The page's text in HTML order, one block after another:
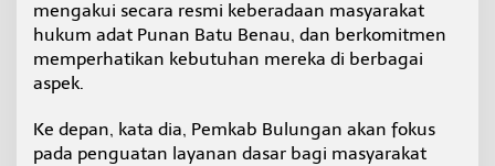
mengakui secara resmi keberadaan masyarakat
hukum adat Punan Batu Benau, dan berkomitmen
memperhatikan kebutuhan mereka di berbagai
aspek.
Ke depan, kata dia, Pemkab Bulungan akan fokus
pada penguatan layanan dasar bagi masyarakat